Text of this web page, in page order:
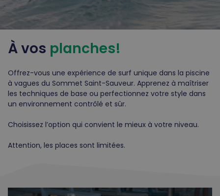
À vos planches!
Offrez-vous une expérience de surf unique dans la piscine
à vagues du Sommet Saint-Sauveur. Apprenez à maîtriser
les techniques de base ou perfectionnez votre style dans
un environnement contrôlé et sûr.
Choisissez l’option qui convient le mieux à votre niveau.
Attention, les places sont limitées.